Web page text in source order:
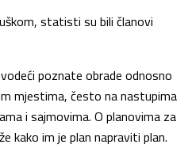
statisti su bili članovi
poznate obrade odnosno
mjestima, često na nastupima
i sajmovima. O planovima za
kako im je plan napraviti plan.